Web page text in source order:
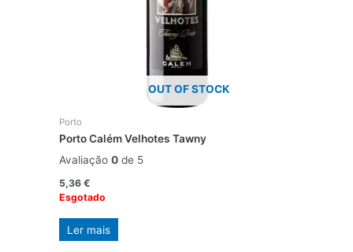
OUT OF STOCK
Porto
Porto Calém Velhotes Tawny
Avaliação 0de 5
5,36 €
Esgotado
Ler mais